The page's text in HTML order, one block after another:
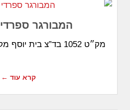
המבורגר ספרדי 80 גרם
קרא עוד ←